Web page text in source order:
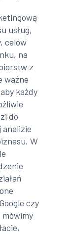
usług,
celów
na
z
ważne
każdy
do
W
czy
mówimy